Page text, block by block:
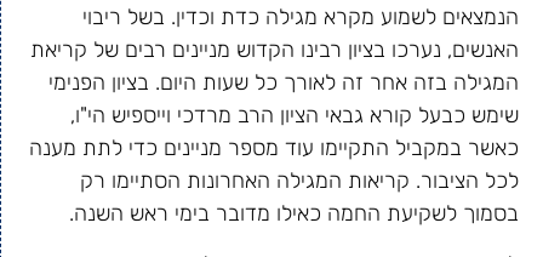
הנמצאים לשמוע מקרא מגילה כדת וכדין. בשל ריבוי
האנשים, נערכו בציון רבינו הקדוש מניינים רבים של קריאת
המגילה בזה אחר זה לאורך כל שעות היום. בציון הפנימי
שימש כבעל קורא גבאי הציון הרב מרדכי וייספיש הי"ו,
כאשר במקביל התקיימו עוד מספר מניינים כדי לתת מענה
לכל הציבור. קריאות המגילה האחרונות הסתיימו רק
בסמוך לשקיעת החמה כאילו מדובר בימי ראש השנה.